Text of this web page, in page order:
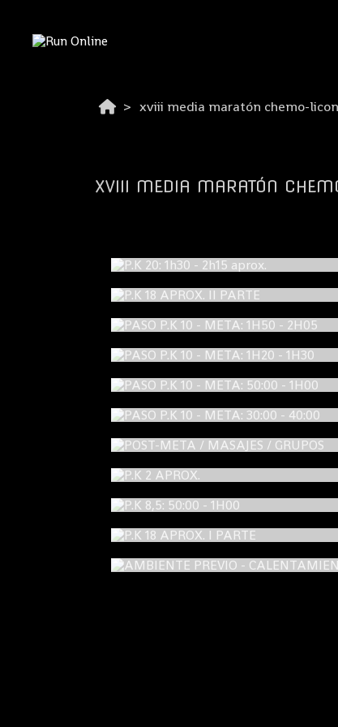
xviii media maratón chemo-
XVIII MEDIA MARATÓN
P.K 18 APROX. II PARTE
PASO P.K 10 - META: 1H50 -
PASO P.K 10 - META: 1H20 -
PASO P.K 10 - META: 50:00 -
PASO P.K 10 - META: 30:00 -
POST-META / MASAJES /
P.K 2 APROX.
P.K 8,5: 50:00 - 1H00
P.K 18 APROX. I PARTE
AMBIENTE PREVIO -